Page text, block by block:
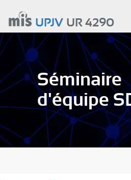
contenu
principal
UPJVUR 4290
Séminaire
d'équipe